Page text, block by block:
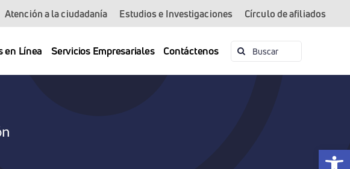
Abrir
Atención a la ciudadanía Estudios e Investigaciones Círculo de afiliados
en Línea Servicios Empresariales Contáctenos Buscar: